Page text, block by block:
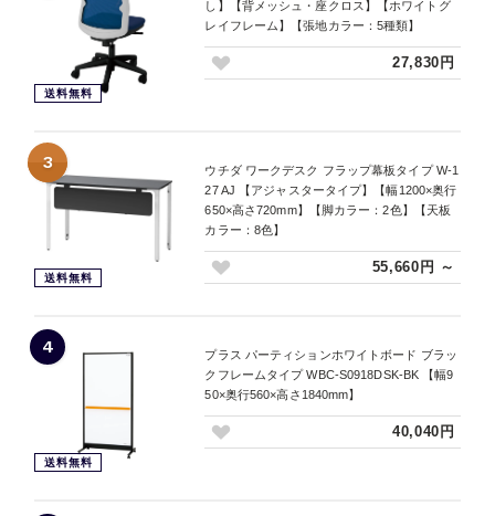
送料無料
し】【背メッシュ・座クロス】【ホワイトグ
レイフレーム】【張地カラー：5種類】
27,830円
3
送料無料
ウチダ ワークデスク フラップ幕板タイプ W-1
27 AJ 【アジャスタータイプ】【幅1200×奥行
650×高さ720mm】【脚カラー：2色】【天板
カラー：8色】
55,660円 ～
4
送料無料
プラス パーティションホワイトボード ブラッ
クフレームタイプ WBC-S0918DSK-BK 【幅9
50×奥行560×高さ1840mm】
40,040円